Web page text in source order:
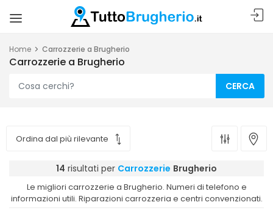
Home Carrozzerie a Brugherio
Carrozzerie a Brugherio
CERCA
14 risultati per Carrozzerie Brugherio
Le migliori carrozzerie a Brugherio. Numeri di telefono e
informazioni utili. Riparazioni carrozzeria e centri convenzionati.